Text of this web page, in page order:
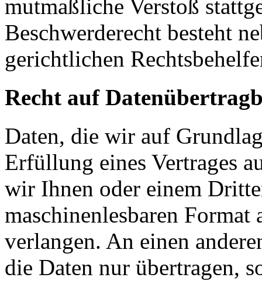
mutmaßliche Verstoß
Beschwerderecht besteht
gerichtlichen
Recht auf
Daten, die wir auf
Erfüllung eines Vertrages
wir Ihnen oder einem
maschinenlesbaren Format
verlangen. An einen
die Daten nur übertragen,